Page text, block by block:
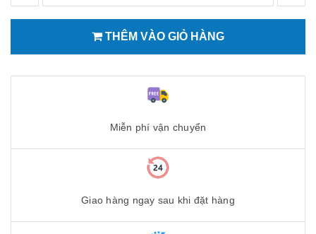
THÊM VÀO GIỎ HÀNG
Miễn phí vận chuyển
Giao hàng ngay sau khi đặt hàng